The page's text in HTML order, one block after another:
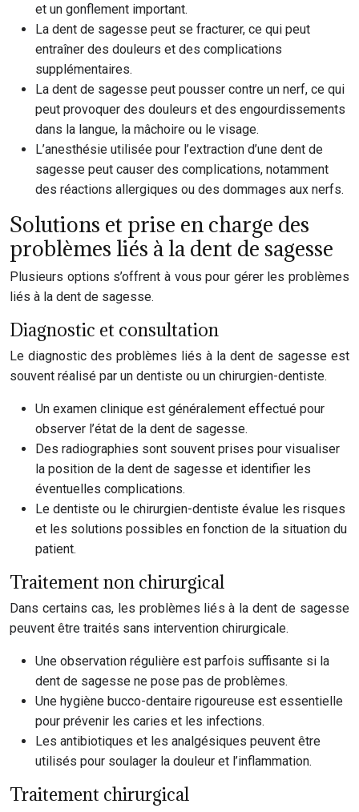
et un gonflement important.
La dent de sagesse peut se fracturer, ce qui peut
entraîner des douleurs et des complications
supplémentaires.
La dent de sagesse peut pousser contre un nerf, ce qui
peut provoquer des douleurs et des engourdissements
dans la langue, la mâchoire ou le visage.
L’anesthésie utilisée pour l’extraction d’une dent de
sagesse peut causer des complications, notamment
des réactions allergiques ou des dommages aux nerfs.
Solutions et prise en charge des
problèmes liés à la dent de sagesse
Plusieurs options s’offrent à vous pour gérer les problèmes
liés à la dent de sagesse.
Diagnostic et consultation
Le diagnostic des problèmes liés à la dent de sagesse est
souvent réalisé par un dentiste ou un chirurgien-dentiste.
Un examen clinique est généralement effectué pour
observer l’état de la dent de sagesse.
Des radiographies sont souvent prises pour visualiser
la position de la dent de sagesse et identifier les
éventuelles complications.
Le dentiste ou le chirurgien-dentiste évalue les risques
et les solutions possibles en fonction de la situation du
patient.
Traitement non chirurgical
Dans certains cas, les problèmes liés à la dent de sagesse
peuvent être traités sans intervention chirurgicale.
Une observation régulière est parfois suffisante si la
dent de sagesse ne pose pas de problèmes.
Une hygiène bucco-dentaire rigoureuse est essentielle
pour prévenir les caries et les infections.
Les antibiotiques et les analgésiques peuvent être
utilisés pour soulager la douleur et l’inflammation.
Traitement chirurgical